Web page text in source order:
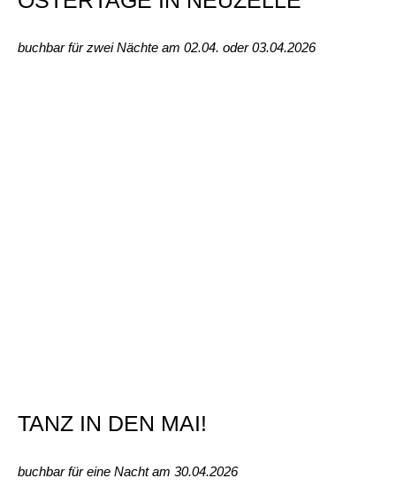
buchbar für zwei Nächte am 02.04. oder 03.04.2026
TANZ IN DEN MAI!
buchbar für eine Nacht am 30.04.2026